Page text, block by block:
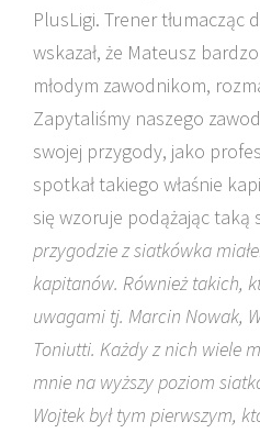
PlusLigi. Trener tłumacząc
wskazał, że Mateusz
młodym zawodnikom,
Zapytaliśmy naszego
swojej przygody, jako
spotkał takiego właśnie
się wzoruje podążając taką
przygodzie z siatkówka
kapitanów. Również takich,
uwagami tj. Marcin Nowak,
Toniutti. Każdy z nich wiele
mnie na wyższy poziom
Wojtek był tym pierwszym,